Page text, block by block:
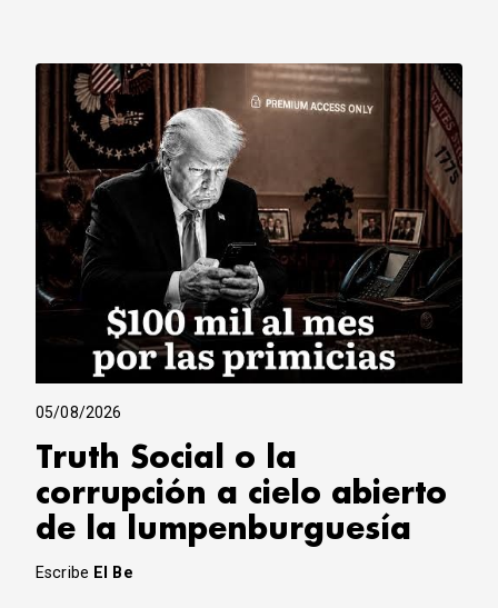
05/08/2026
Truth Social o la
corrupción a cielo abierto
de la lumpenburguesía
Escribe El Be